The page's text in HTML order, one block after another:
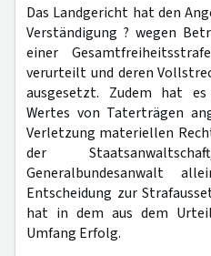
Das Landgericht hat den
Verständigung ? wegen
einer
verurteilt und deren
ausgesetzt. Zudem hat
Wertes von Taterträgen
Verletzung materiellen
der
Generalbundesanwalt
Entscheidung zur
hat in dem aus dem
Umfang Erfolg.